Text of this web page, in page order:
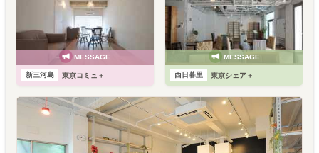
MESSAGE
新三河島 東京コミュ＋
MESSAGE
西日暮里 東京シェア＋